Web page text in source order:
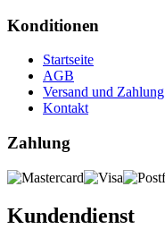
Konditionen
Startseite
AGB
Versand und Zahlung
Kontakt
Zahlung
Kundendienst